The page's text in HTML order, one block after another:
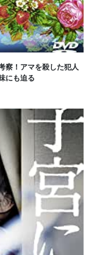
察！アマを殺した犯人
にも迫る